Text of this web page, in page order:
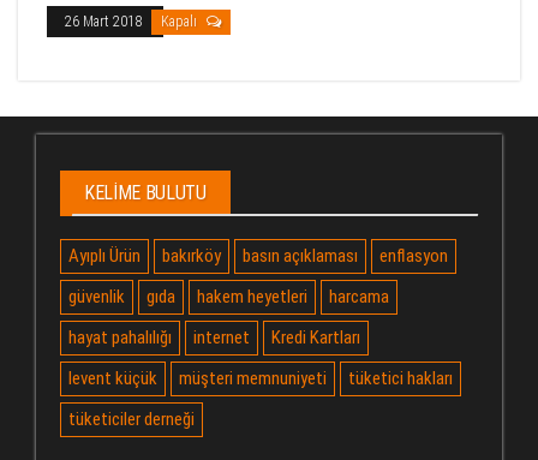
26 Mart 2018 Kapalı
KELIME BULUTU
Ayıplı Ürün bakırköy basın açıklaması
enflasyon
güvenlik
gıda hakem heyetleri
harcama
hayat pahalılığı
internet
Kredi Kartları
levent küçük
müşteri memnuniyeti
tüketici hakları
tüketiciler derneği